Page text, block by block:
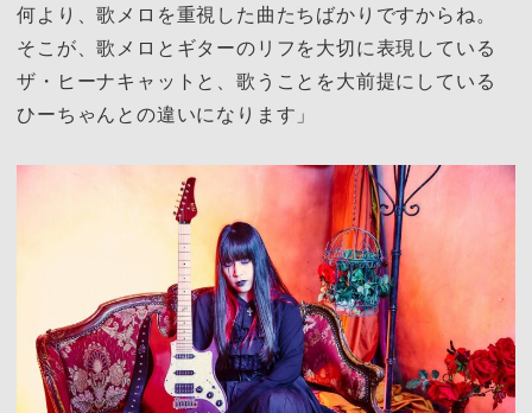
何より、歌メロを重視した曲たちばかりですからね。
そこが、歌メロとギターのリフを大切に表現している
ザ・ヒーナキャットと、歌うことを大前提にしている
ひーちゃんとの違いになります」